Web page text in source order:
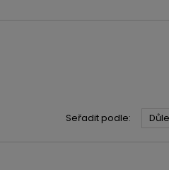
Seřadit podle: